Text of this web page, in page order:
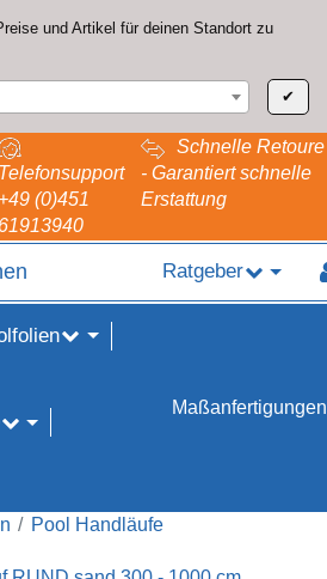
und Artikel für deinen Standort zu
✔
Telefonsupport
+49 (0)451
61913940
Schnelle Retoure
- Garantiert schnelle
Erstattung
Ratgeber
Maßanfertigungen
Pool Handläufe